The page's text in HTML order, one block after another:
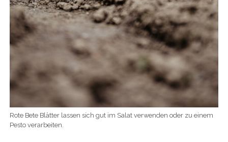
Rote Bete Blätter lassen sich gut im Salat verwenden oder zu einem
Pesto verarbeiten.